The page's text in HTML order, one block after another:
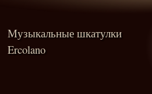
Музыкальные шкатулки
Ercolano